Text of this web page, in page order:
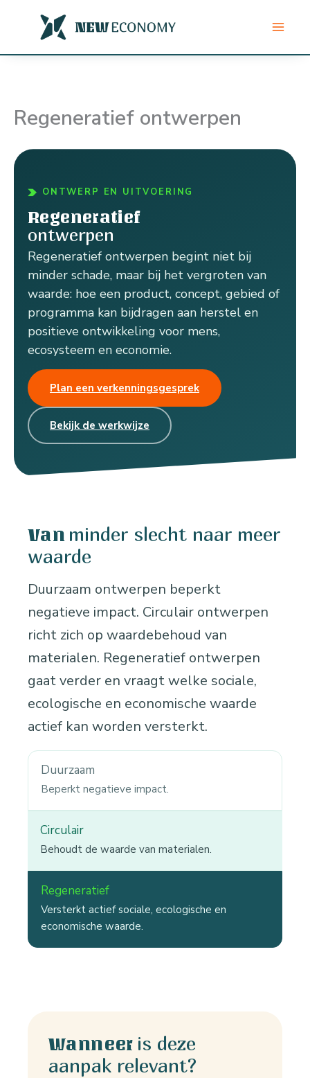
de
Regeneratief ontwerpen
ONTWERP EN UITVOERING
Regeneratief
ontwerpen
Regeneratief ontwerpen begint niet bij
minder schade, maar bij het vergroten van
waarde: hoe een product, concept, gebied of
programma kan bijdragen aan herstel en
positieve ontwikkeling voor mens,
ecosysteem en economie.
Plan een verkenningsgesprek
Bekijk de werkwijze
Van minder slecht naar meer
waarde
Duurzaam ontwerpen beperkt
negatieve impact. Circulair ontwerpen
richt zich op waardebehoud van
materialen. Regeneratief ontwerpen
gaat verder en vraagt welke sociale,
ecologische en economische waarde
actief kan worden versterkt.
Duurzaam
Beperkt negatieve impact.
Circulair
Behoudt de waarde van materialen.
Regeneratief
Versterkt actief sociale, ecologische en
economische waarde.
Wanneer is deze
aanpak relevant?